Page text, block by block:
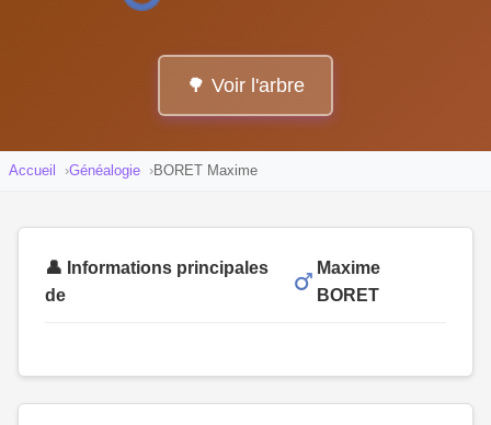
🌳 Voir l'arbre
Accueil Généalogie BORET Maxime
👤 Informations principales
de
Maxime
BORET